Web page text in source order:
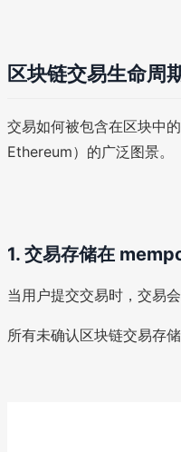
区块链交易生命周
交易如何被包含在区块中
Ethereum）的广泛图景。
1. 交易存储在
当用户提交交易时，交易
所有未确认区块链交易存